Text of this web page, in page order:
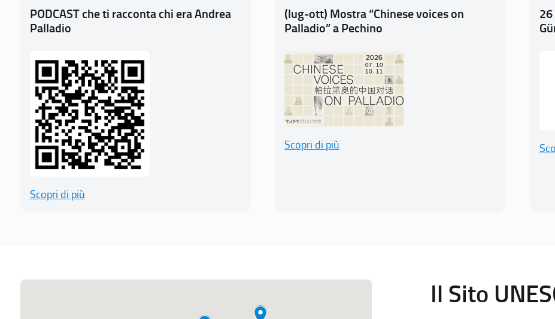
PODCAST che ti racconta chi era Andrea
Palladio
Scopri di più
(lug-ott) Mostra “Chinese voices on
Palladio” a Pechino
Scopri di più
Il Sito